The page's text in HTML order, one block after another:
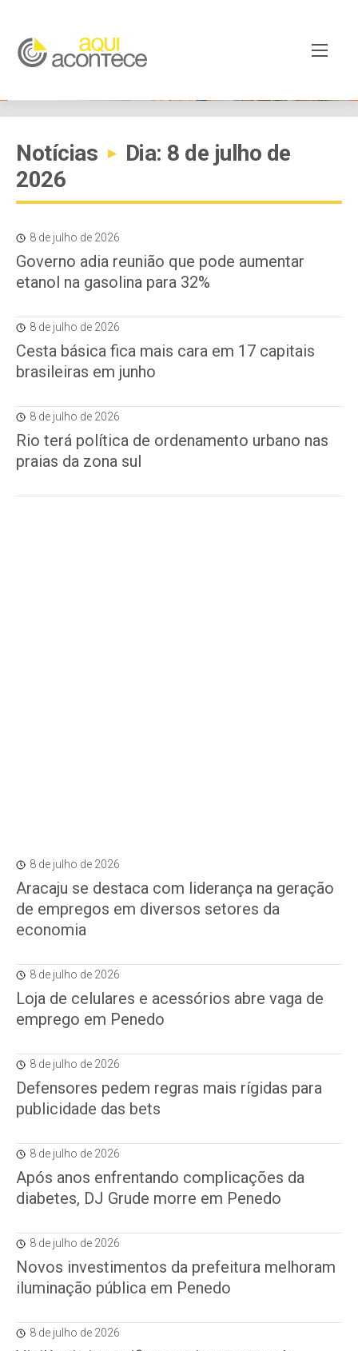
Notícias ▸
Dia: 8 de julho de
2026
8 de julho de 2026
Governo adia reunião que pode aumentar
etanol na gasolina para 32%
8 de julho de 2026
Cesta básica fica mais cara em 17 capitais
brasileiras em junho
8 de julho de 2026
Rio terá política de ordenamento urbano nas
praias da zona sul
8 de julho de 2026
Aracaju se destaca com liderança na geração
de empregos em diversos setores da
economia
8 de julho de 2026
Loja de celulares e acessórios abre vaga de
emprego em Penedo
8 de julho de 2026
Defensores pedem regras mais rígidas para
publicidade das bets
8 de julho de 2026
Após anos enfrentando complicações da
diabetes, DJ Grude morre em Penedo
8 de julho de 2026
Novos investimentos da prefeitura melhoram
iluminação pública em Penedo
8 de julho de 2026